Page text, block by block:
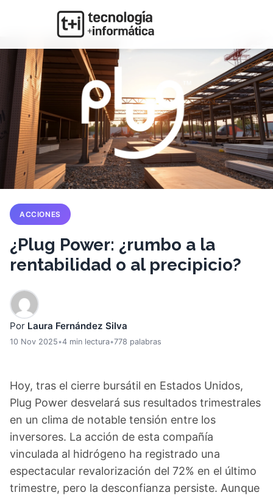
ACCIONES
¿Plug Power: ¿rumbo a la
rentabilidad o al precipicio?
Por Laura Fernández Silva
10 Nov 2025•4 min lectura•778 palabras
Hoy, tras el cierre bursátil en Estados Unidos,
Plug Power desvelará sus resultados trimestrales
en un clima de notable tensión entre los
inversores. La acción de esta compañía
vinculada al hidrógeno ha registrado una
espectacular revalorización del 72% en el último
trimestre, pero la desconfianza persiste. Aunque